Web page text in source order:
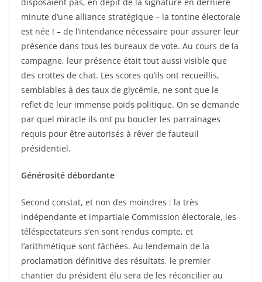
minute d’une alliance stratégique – la tontine électorale
est née ! – de l’intendance nécessaire pour assurer leur
présence dans tous les bureaux de vote. Au cours de la
campagne, leur présence était tout aussi visible que
des crottes de chat. Les scores qu’ils ont recueillis,
semblables à des taux de glycémie, ne sont que le
reflet de leur immense poids politique. On se demande
par quel miracle ils ont pu boucler les parrainages
requis pour être autorisés à rêver de fauteuil
présidentiel.
Générosité débordante
Second constat, et non des moindres : la très
indépendante et impartiale Commission électorale, les
téléspectateurs s’en sont rendus compte, et
l’arithmétique sont fâchées. Au lendemain de la
proclamation définitive des résultats, le premier
chantier du président élu sera de les réconcilier au